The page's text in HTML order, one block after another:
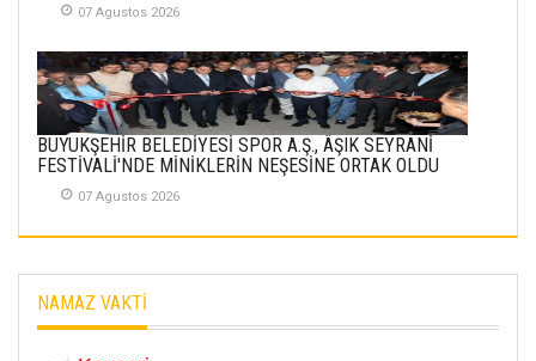
puana Ulaştı
01 Mayis 2026
07 Agustos 2026
BÜYÜKŞEHİR BELEDİYESİ SPOR A.Ş., ÂŞIK SEYRANİ
FESTİVALİ'NDE MİNİKLERİN NEŞESİNE ORTAK OLDU
07 Agustos 2026
NAMAZ VAKTİ